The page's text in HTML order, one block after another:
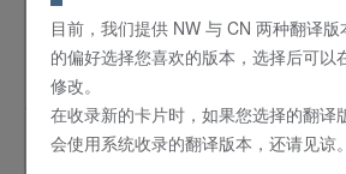
这个卡名的效果1回合只能使用1次。①：
自己场上没有卡存在的场合可以发动。将
的1只等级4以下的龙族怪兽以守备表示特
特殊召唤的这张卡从场上离开的场合除外。
碎片整理龙
目前，我们提供 NW 与 CN 两种翻译
的偏好选择您喜欢的版本，选择后可以
修改。
在收录新的卡片时，如果您选择的翻译
会使用系统收录的翻译版本，还请见谅。